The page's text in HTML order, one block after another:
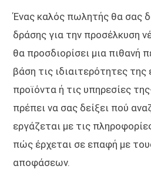
Ένας καλός πωλητής θα σας
δράσης για την προσέλκυση
θα προσδιορίσει μια πιθανή
βάση τις ιδιαιτερότητες της
προϊόντα ή τις υπηρεσίες
πρέπει να σας δείξει πού
εργάζεται με τις
πώς έρχεται σε επαφή με
αποφάσεων.